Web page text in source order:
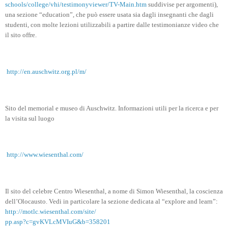
schools/college/vhi/testimonyviewer/TV-Main.htm suddivise per argomenti),
una sezione “education”, che può essere usata sia dagli insegnanti che dagli
studenti, con molte lezioni utilizzabili a partire dalle testimonianze video che
il sito offre.
http://en.auschwitz.org.pl/m/
Sito del memorial e museo di Auschwitz. Informazioni utili per la ricerca e per
la visita sul luogo
http://www.wiesenthal.com/
Il sito del celebre Centro Wiesenthal, a nome di Simon Wiesenthal, la coscienza
dell’Olocausto. Vedi in particolare la sezione dedicata al “explore and learn”:
http://motlc.wiesenthal.com/site/
pp.asp?c=gvKVLcMVIuG&b=358201